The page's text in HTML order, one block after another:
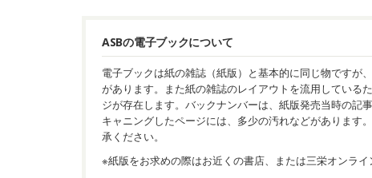
ASBの電子ブックについて
電子ブックは紙の雑誌（紙版）と基本的に同じ物ですが
があります。また紙の雑誌のレイアウトを流用している
ジが存在します。バックナンバーは、紙版発売当時の記
キャニングしたページには、多少の汚れなどがあります
承ください。
※紙版をお求めの際はお近くの書店、または三栄オンライ